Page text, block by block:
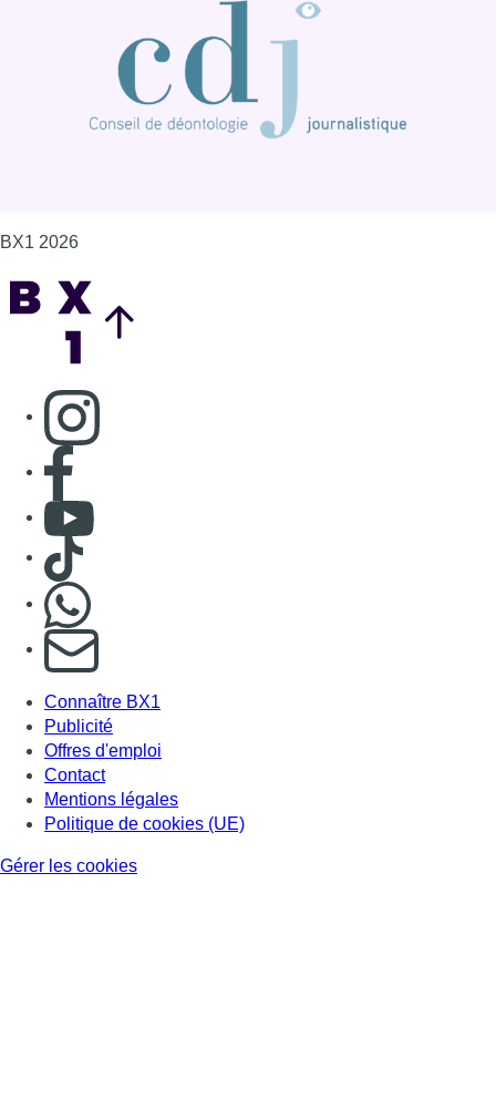
BX1 2026
Consulter page Instagram
Consulter page Facebook
Consulter Youtube
Consulter TikTok
S'abonner à notre newsletter
Connaître BX1
Publicité
Offres d'emploi
Contact
Mentions légales
Politique de cookies (UE)
Gérer les cookies